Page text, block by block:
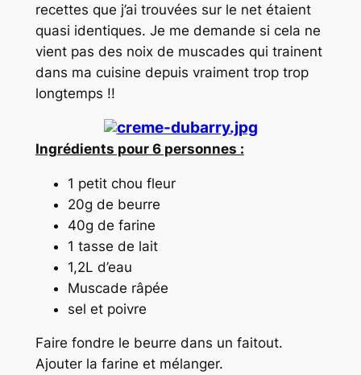
recettes que j’ai trouvées sur le net étaient
quasi identiques. Je me demande si cela ne
vient pas des noix de muscades qui trainent
dans ma cuisine depuis vraiment trop trop
longtemps !!
Ingrédients pour 6 personnes :
1 petit chou fleur
20g de beurre
40g de farine
1 tasse de lait
1,2L d’eau
Muscade râpée
sel et poivre
Faire fondre le beurre dans un faitout.
Ajouter la farine et mélanger.